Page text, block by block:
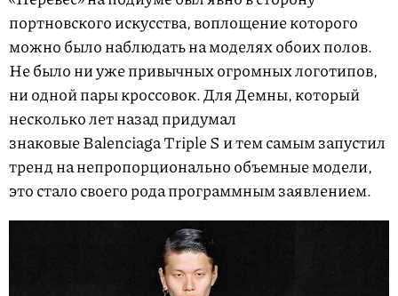
o
f
4
портновского искусства, воплощение которого
можно было наблюдать на моделях обоих полов.
Не было ни уже привычных огромных логотипов,
ни одной пары кроссовок. Для Демны, который
несколько лет назад придумал
знаковые Balenciaga Triple S и тем самым запустил
тренд на непропорционально объемные модели,
это стало своего рода программным заявлением.